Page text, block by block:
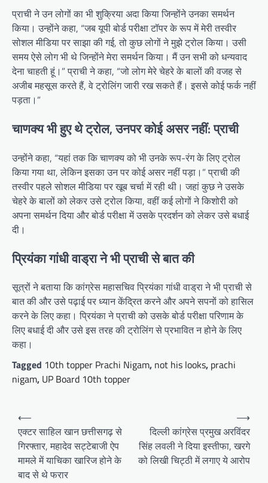
प्राची ने उन लोगों का भी शुक्रिया अदा किया जिन्होंने उनका समर्थन
किया। उन्होंने कहा, “जब यूपी बोर्ड परीक्षा टॉपर के रूप में मेरी तस्वीर
सोशल मीडिया पर साझा की गई, तो कुछ लोगों ने मुझे ट्रोल किया। उसी
समय ऐसे लोग भी थे जिन्होंने मेरा समर्थन किया। मैं उन सभी को धन्यवाद
देना चाहती हूं।” प्राची ने कहा, “जो लोग मेरे चेहरे के बालों की वजह से
अजीब महसूस करते हैं, वे ट्रोलिंग जारी रख सकते हैं। इससे कोई फर्क नहीं
पड़ता।”
चाणक्य भी हुए थे ट्रोल, उनपर कोई असर नहीं: प्राची
उन्होंने कहा, “यहां तक ​​कि चाणक्य को भी उनके रूप-रंग के लिए ट्रोल
किया गया था, लेकिन इसका उन पर कोई असर नहीं पड़ा।” प्राची की
तस्वीर पहले सोशल मीडिया पर खूब चर्चा में रही थी। जहां कुछ ने उसके
चेहरे के बालों को लेकर उसे ट्रोल किया, वहीं कई लोगों ने किशोरी को
अपना समर्थन दिया और बोर्ड परीक्षा में उसके प्रदर्शन को लेकर उसे बधाई
दी।
प्रियंका गांधी वाड्रा ने भी प्राची से बात की
सूत्रों ने बताया कि कांग्रेस महासचिव प्रियंका गांधी वाड्रा ने भी प्राची से
बात की और उसे पढ़ाई पर ध्यान केंद्रित करने और अपने सपनों को हासिल
करने के लिए कहा। प्रियंका ने प्राची को उसके बोर्ड परीक्षा परिणाम के
लिए बधाई दी और उसे इस तरह की ट्रोलिंग से प्रभावित न होने के लिए
कहा।
Tagged 10th topper Prachi Nigam, not his looks, prachi
nigam, UP Board 10th topper
Post
navigation
⟵
एक्टर साहिल खान छत्तीसगढ़ से
गिरफ्तार, महादेव सट्टेबाजी ऐप
मामले में याचिका खारिज होने के
बाद से थे फरार
दिल्ली कांग्रेस प्रमुख अरविंदर
सिंह लवली ने दिया इस्तीफा, खरगे
को लिखी चिट्ठी में लगाए ये आरोप
⟶